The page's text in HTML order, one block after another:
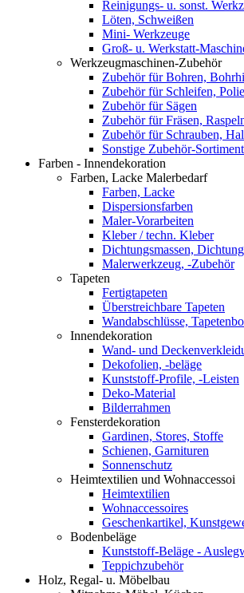
Reinigungs- u. sonst.
Löten, Schweißen
Mini- Werkzeuge
Groß- u. Werkstatt-
Werkzeugmaschinen-Zubehör
Zubehör für Bohren,
Zubehör für Schleifen,
Zubehör für Sägen
Zubehör für Fräsen,
Zubehör für Schrauben,
Sonstige Zubehör-
Farben - Innendekoration
Farben, Lacke Malerbedarf
Farben, Lacke
Dispersionsfarben
Maler-Vorarbeiten
Kleber / techn. Kleber
Dichtungsmassen,
Malerwerkzeug, -Zubehör
Tapeten
Fertigtapeten
Überstreichbare Tapeten
Wandabschlüsse,
Innendekoration
Wand- und
Dekofolien, -beläge
Kunststoff-Profile, -Leisten
Deko-Material
Bilderrahmen
Fensterdekoration
Gardinen, Stores, Stoffe
Schienen, Garnituren
Sonnenschutz
Heimtextilien und Wohnaccessoi
Heimtextilien
Wohnaccessoires
Geschenkartikel,
Bodenbeläge
Kunststoff-Beläge -
Teppichzubehör
Holz, Regal- u. Möbelbau